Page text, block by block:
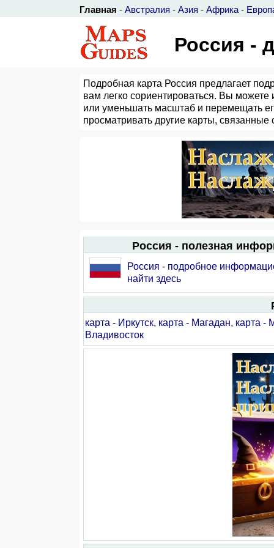
Главная - Австралия - Азия - Африка -
Россия -
Подробная карта Россия предлагает
вам легко сориентироваться. Вы можете
или уменьшать масштаб и перемещать
просматривать другие карты,
Россия - полезная
Россия - подробное
найти здесь
карта - Иркутск, карта - Магадан, карта -
Владивосток